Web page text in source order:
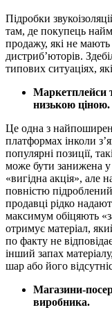
Підробки
там, де покупець
продажу, які не
дистриб’юторів.
типових ситуаціях,
Маркетплейси
низькою ціною.
Це одна з
платформах інколи
популярні позиції,
може бути занижена
«вигідна акція», але
повністю
продавці рідко
максимум обіцяють
отримує матеріал,
по факту не
інший запах
шар або його
Магазини-
виробника.